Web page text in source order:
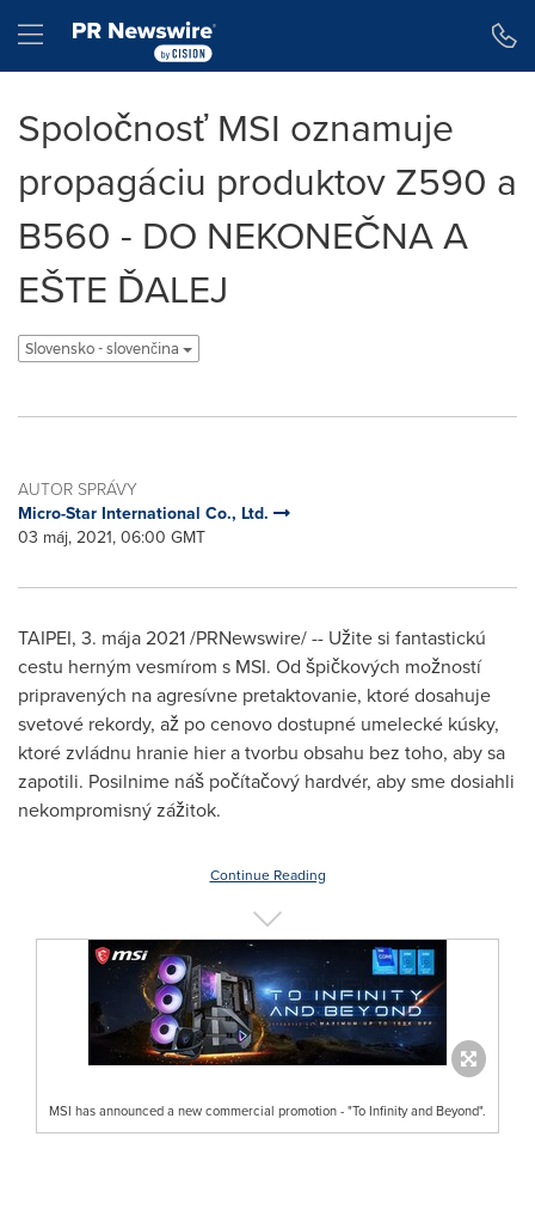
Hamburger menu
Spoločnosť MSI oznamuje
propagáciu produktov Z590 a
B560 - DO NEKONEČNA A
EŠTE ĎALEJ
Slovensko - slovenčina
AUTOR SPRÁVY
Micro-Star International Co., Ltd.
03 máj, 2021, 06:00 GMT
TAIPEI, 3. mája 2021 /PRNewswire/ -- Užite si fantastickú
cestu herným vesmírom s MSI. Od špičkových možností
pripravených na agresívne pretaktovanie, ktoré dosahuje
svetové rekordy, až po cenovo dostupné umelecké kúsky,
ktoré zvládnu hranie hier a tvorbu obsahu bez toho, aby sa
zapotili. Posilnime náš počítačový hardvér, aby sme dosiahli
nekompromisný zážitok.
Continue Reading
MSI has announced a new commercial promotion - "To Infinity and Beyond".